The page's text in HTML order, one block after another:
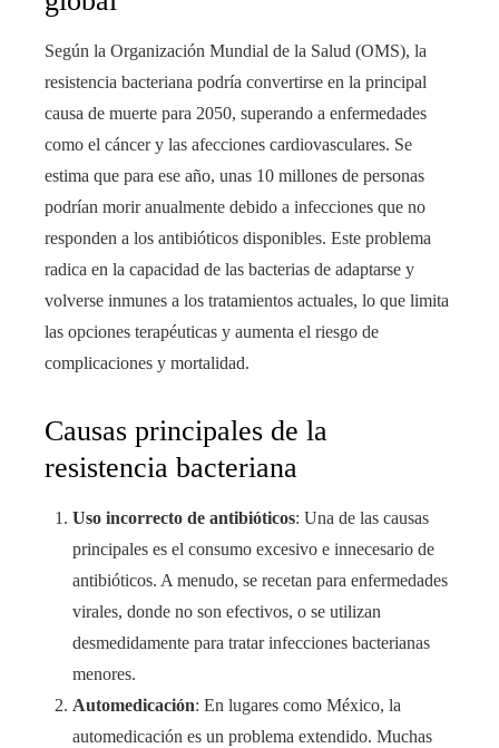
Según la Organización Mundial de la Salud (OMS), la
resistencia bacteriana podría convertirse en la principal
causa de muerte para 2050, superando a enfermedades
como el cáncer y las afecciones cardiovasculares. Se
estima que para ese año, unas 10 millones de personas
podrían morir anualmente debido a infecciones que no
responden a los antibióticos disponibles. Este problema
radica en la capacidad de las bacterias de adaptarse y
volverse inmunes a los tratamientos actuales, lo que limita
las opciones terapéuticas y aumenta el riesgo de
complicaciones y mortalidad.
Causas principales de la
resistencia bacteriana
Uso incorrecto de antibióticos: Una de las causas
principales es el consumo excesivo e innecesario de
antibióticos. A menudo, se recetan para enfermedades
virales, donde no son efectivos, o se utilizan
desmedidamente para tratar infecciones bacterianas
menores.
Automedicación: En lugares como México, la
automedicación es un problema extendido. Muchas